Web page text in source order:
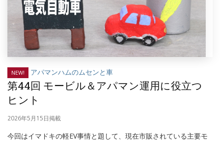
NEW! アパマンハムのムセンと車
第44回 モービル＆アパマン運用に役立つ
ヒント
2026年5月15日掲載
今回はイマドキの軽EV事情と題して、現在市販されている主要モ